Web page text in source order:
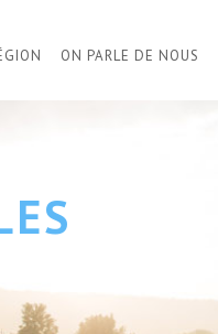
ON PARLE DE NOUS